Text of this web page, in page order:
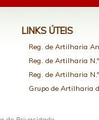
LINKS ÚTEIS
Reg. de Artilharia
Reg. de Artilharia
Reg. de Artilharia
Grupo de Artilharia